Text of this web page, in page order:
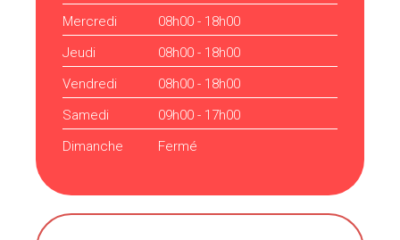
Mercredi
08h00 - 18h00
Jeudi
08h00 - 18h00
Vendredi
08h00 - 18h00
Samedi
09h00 - 17h00
Dimanche
Fermé